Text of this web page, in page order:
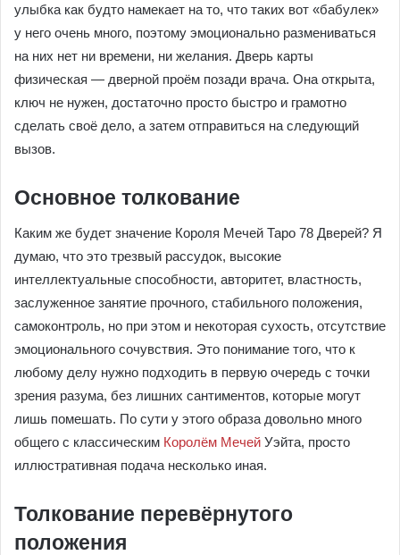
улыбка как будто намекает на то, что таких вот «бабулек»
у него очень много, поэтому эмоционально размениваться
на них нет ни времени, ни желания. Дверь карты
физическая ― дверной проём позади врача. Она открыта,
ключ не нужен, достаточно просто быстро и грамотно
сделать своё дело, а затем отправиться на следующий
вызов.
Основное толкование
Каким же будет значение Короля Мечей Таро 78 Дверей? Я
думаю, что это трезвый рассудок, высокие
интеллектуальные способности, авторитет, властность,
заслуженное занятие прочного, стабильного положения,
самоконтроль, но при этом и некоторая сухость, отсутствие
эмоционального сочувствия. Это понимание того, что к
любому делу нужно подходить в первую очередь с точки
зрения разума, без лишних сантиментов, которые могут
лишь помешать. По сути у этого образа довольно много
общего с классическим Королём Мечей Уэйта, просто
иллюстративная подача несколько иная.
Толкование перевёрнутого
положения